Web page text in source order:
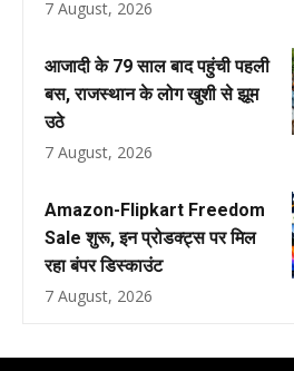
7 August, 2026
आजादी के 79 साल बाद पहुंची पहली
बस, राजस्थान के लोग खुशी से झूम
उठे
7 August, 2026
Amazon-Flipkart Freedom
Sale शुरू, इन प्रोडक्ट्स पर मिल
रहा बंपर डिस्काउंट
7 August, 2026